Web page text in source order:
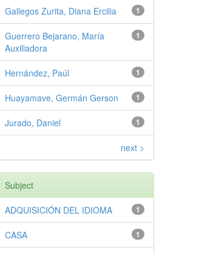
1
Gallegos Zurita, Diana Ercilia
1
Guerrero Bejarano, María
Auxiliadora
1
Hernández, Paúl
1
Huayamave, Germán Gerson
1
Jurado, Daniel
next >
Subject
1
ADQUISICIÓN DEL IDIOMA
1
CASA